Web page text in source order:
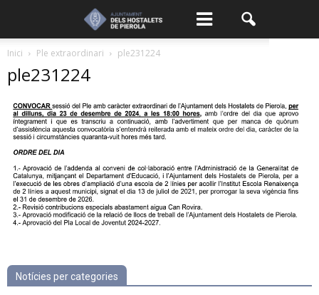
Inici Ple extraordinari ple231224
ple231224
Notícies per categories